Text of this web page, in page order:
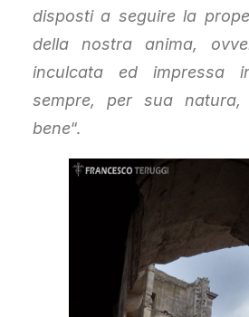
disposti a seguire la
della nostra anima,
inculcata ed impressa
sempre, per sua natura,
bene“.